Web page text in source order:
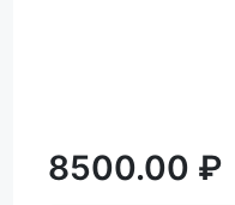
8500.00 ₽